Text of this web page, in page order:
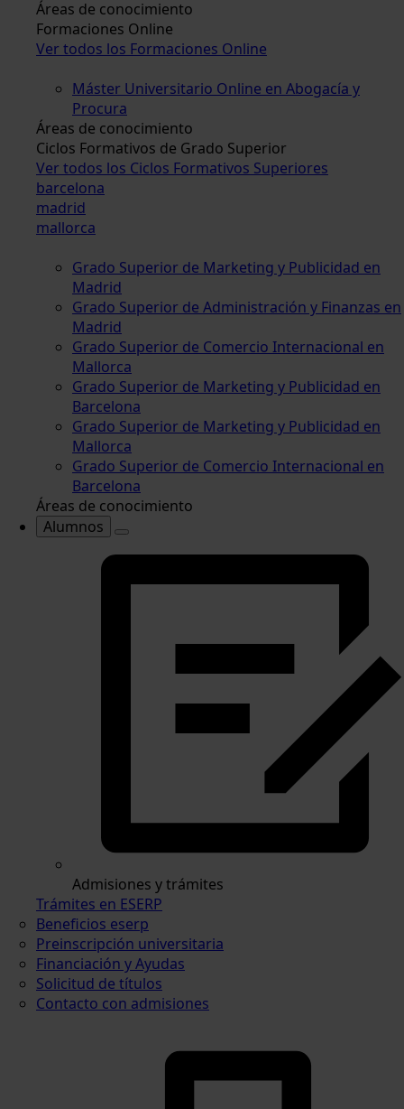
Áreas de conocimiento
Formaciones Online
Ver todos los Formaciones Online
Máster Universitario Online en Abogacía y
Procura
Áreas de conocimiento
Ciclos Formativos de Grado Superior
Ver todos los Ciclos Formativos Superiores
barcelona
madrid
mallorca
Grado Superior de Marketing y Publicidad en
Madrid
Grado Superior de Administración y Finanzas en
Madrid
Grado Superior de Comercio Internacional en
Mallorca
Grado Superior de Marketing y Publicidad en
Barcelona
Grado Superior de Marketing y Publicidad en
Mallorca
Grado Superior de Comercio Internacional en
Barcelona
Áreas de conocimiento
Alumnos
Admisiones y trámites
Trámites en ESERP
Beneficios eserp
Preinscripción universitaria
Financiación y Ayudas
Solicitud de títulos
Contacto con admisiones